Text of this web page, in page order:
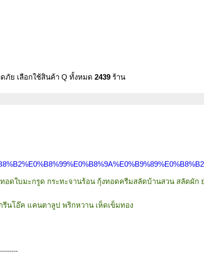
ภัย เลือกใช้สินค้า Q ทั้งหมด 2439 ร้าน
ดใบมะกรูด กระทะจานร้อน กุ้งทอดครีมสลัดบ้านสวน สลัดผัก
นโอ๊ค แคนตาลูป พริกหวาน เห็ดเข็มทอง